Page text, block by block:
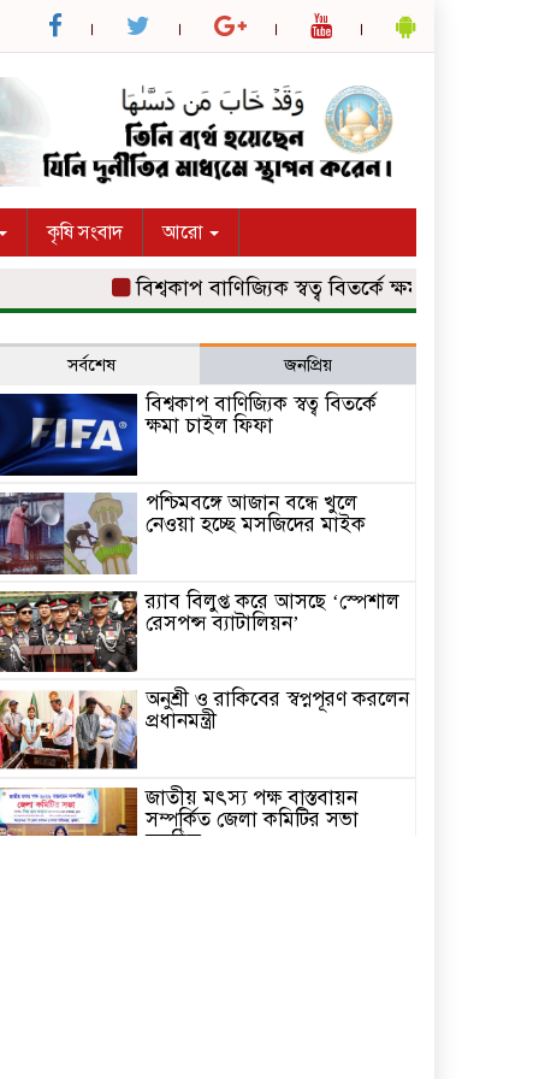
কৃষি সংবাদ আরো
বিশ্বকাপ বাণিজ্যিক স্বত্ব বিতর্কে ক্ষমা চাইল ফিফা
সর্বশেষ জনপ্রিয়
বিশ্বকাপ বাণিজ্যিক স্বত্ব বিতর্কে
ক্ষমা চাইল ফিফা
পশ্চিমবঙ্গে আজান বন্ধে খুলে
নেওয়া হচ্ছে মসজিদের মাইক
র‌্যাব বিলুপ্ত করে আসছে ‘স্পেশাল
রেসপন্স ব্যাটালিয়ন’
অনুশ্রী ও রাকিবের স্বপ্নপূরণ করলেন
প্রধানমন্ত্রী
জাতীয় মৎস্য পক্ষ বাস্তবায়ন
সম্পর্কিত জেলা কমিটির সভা
অনুষ্ঠিত